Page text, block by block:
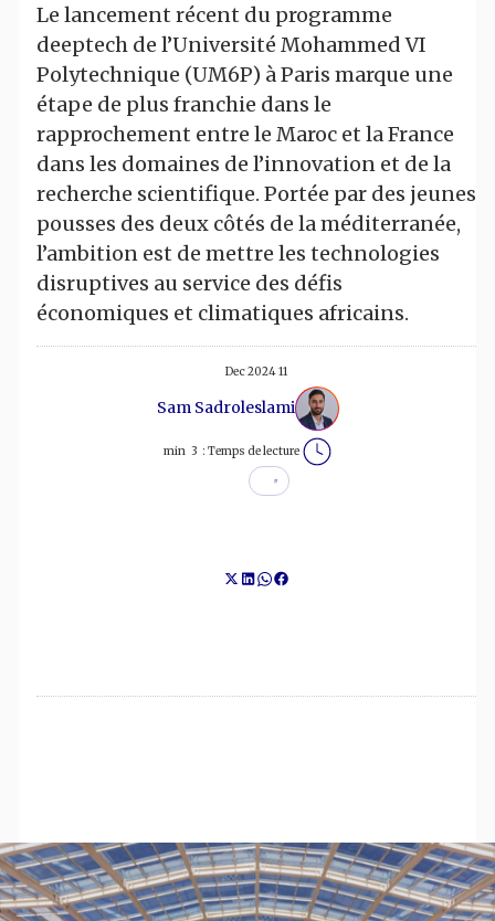
Le lancement récent du programme
deeptech de l’Université Mohammed VI
Polytechnique (UM6P) à Paris marque une
étape de plus franchie dans le
rapprochement entre le Maroc et la France
dans les domaines de l’innovation et de la
recherche scientifique. Portée par des jeunes
pousses des deux côtés de la méditerranée,
l’ambition est de mettre les technologies
disruptives au service des défis
économiques et climatiques africains.
11 Dec 2024
Sam Sadroleslami
Temps de lecture :
3
min